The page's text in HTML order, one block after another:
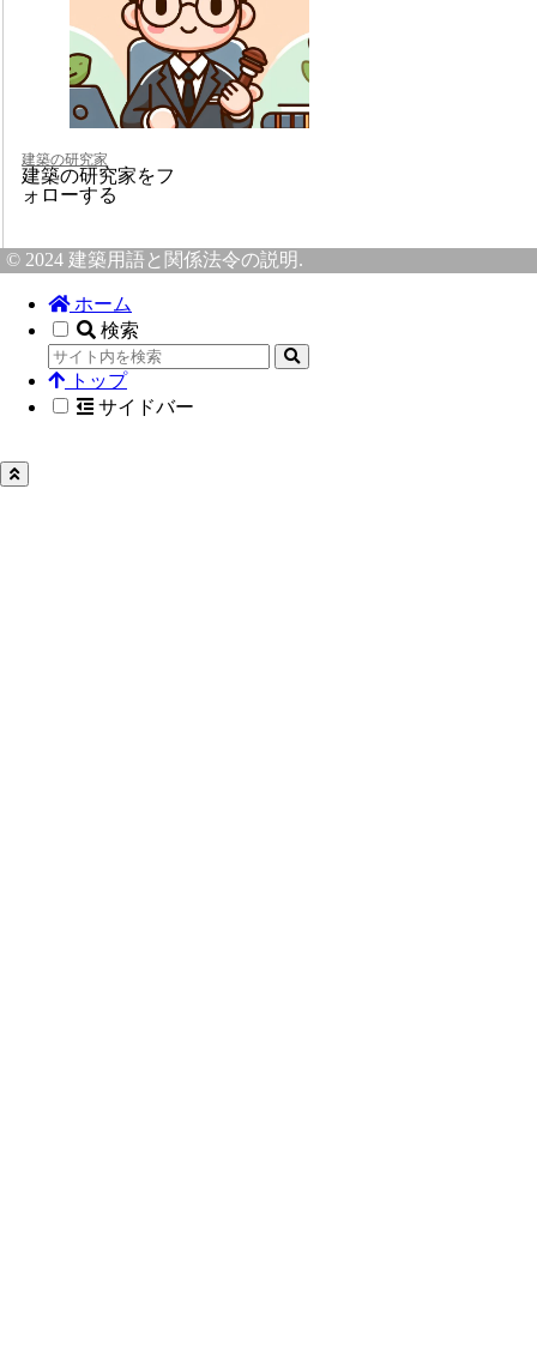
建築の研究家
建築の研究家をフ
ォローする
© 2024 建築用語と関係法令の説明.
ホーム
検索
トップ
サイドバー